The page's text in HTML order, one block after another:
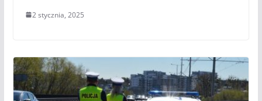
2 stycznia, 2025